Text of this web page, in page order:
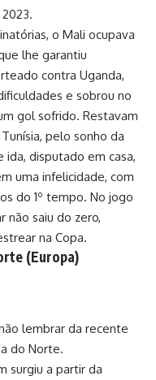
o Mali ocupava
lhe garantiu
contra Uganda,
e sobrou no
gol sofrido. Restavam
pelo sonho da
disputado em casa,
uma infelicidade, com
do 1º tempo. No jogo
não saiu do zero,
na Copa.
(Europa)
lembrar da recente
do Norte.
surgiu a partir da